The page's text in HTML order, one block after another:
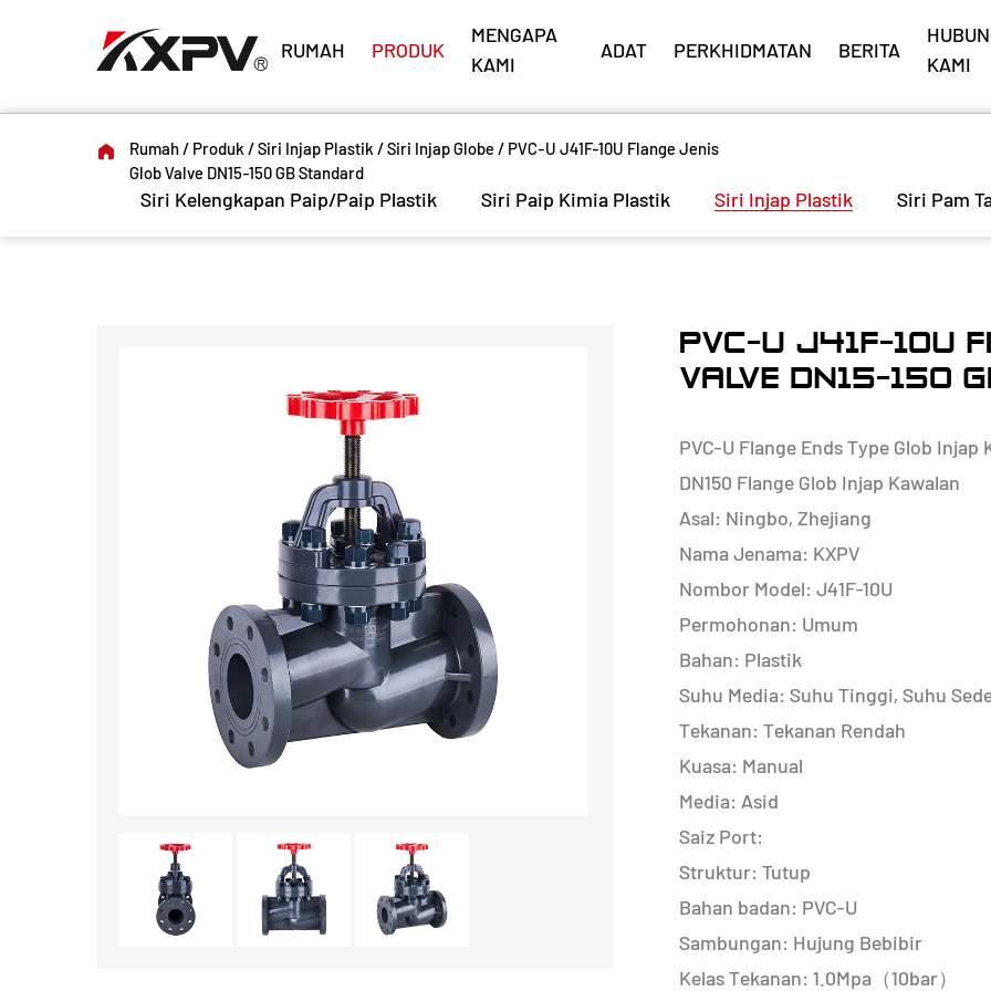
RUMAH PRODUK
MENGAPA
KAMI
ADAT PERKHIDMATAN BERITA
KAMI
Rumah/ Produk /Siri Injap Plastik /Siri Injap Globe / PVC-U J41F-10U Flange Jenis
Glob Valve DN15-150 GB Standard
Siri Kelengkapan Paip/Paip Plastik Siri Paip Kimia Plastik Siri Injap Plastik Siri Pam
PVC-U J41F-10U
VALVE DN15-150
PVC-U Flange Ends Type Glob Injap
DN150 Flange Glob Injap Kawalan
Asal: Ningbo, Zhejiang
Nama Jenama: KXPV
Nombor Model: J41F-10U
Permohonan: Umum
Bahan: Plastik
Suhu Media: Suhu Tinggi, Suhu
Tekanan: Tekanan Rendah
Kuasa: Manual
Media: Asid
Saiz Port:
Struktur: Tutup
Bahan badan: PVC-U
Sambungan: Hujung Bebibir
Kelas Tekanan: 1.0Mpa（10bar）